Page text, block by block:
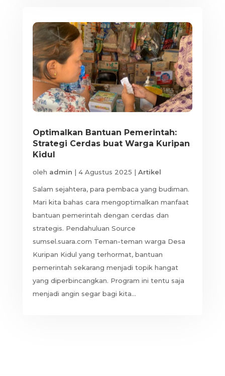
Optimalkan Bantuan Pemerintah:
Strategi Cerdas buat Warga Kuripan
Kidul
oleh admin | 4 Agustus 2025 | Artikel
Salam sejahtera, para pembaca yang budiman.
Mari kita bahas cara mengoptimalkan manfaat
bantuan pemerintah dengan cerdas dan
strategis. Pendahuluan Source
sumsel.suara.com Teman-teman warga Desa
Kuripan Kidul yang terhormat, bantuan
pemerintah sekarang menjadi topik hangat
yang diperbincangkan. Program ini tentu saja
menjadi angin segar bagi kita...